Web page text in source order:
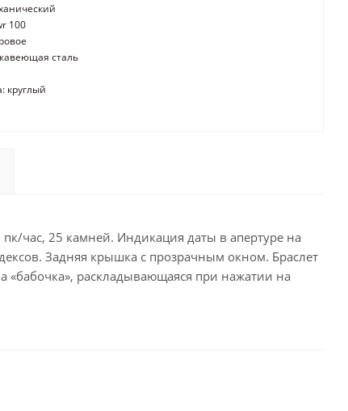
100
сталь
круглый
час, 25 камней. Индикация даты в апертуре на
Задняя крышка с прозрачным окном. Браслет
«бабочка», раскладывающаяся при нажатии на